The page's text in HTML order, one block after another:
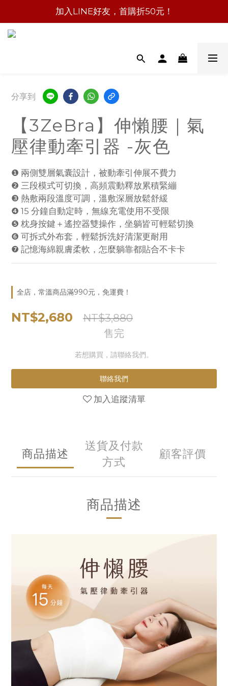
加入LINE好友，首購折50元！
分享到
【3ZeBra】伸懶腰｜氣
壓律動牽引器 -灰色
❶ 兩側雙層氣囊設計，被動牽引伸展不費力
❷ 三段模式可切換，高頻震動釋放累積緊繃
❸ 熱敷兩段溫度可調，溫敷深層放鬆舒緩
❹ 15 分鐘自動定時，無線充電使用不受限
❺ 枕身按鍵＋遙控器雙操作，坐躺皆可輕鬆切換
❻ 可拆式外布套，輕鬆拆洗好清潔更耐用
❼ 記憶海綿親膚柔軟，怎麼躺靠都貼合不卡卡
全店，常溫商品滿990元，免運費！
NT$2,680 NT$3,880
售完
若想購買，請聯絡我們。
聯絡我們
加入追蹤清單
商品描述
送貨及付款
方式
顧客評價
商品描述